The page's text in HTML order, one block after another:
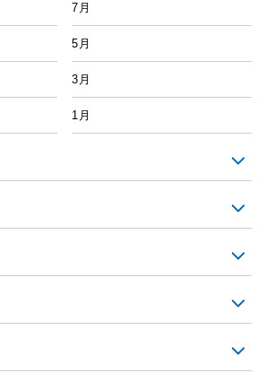
7月
5月
3月
1月